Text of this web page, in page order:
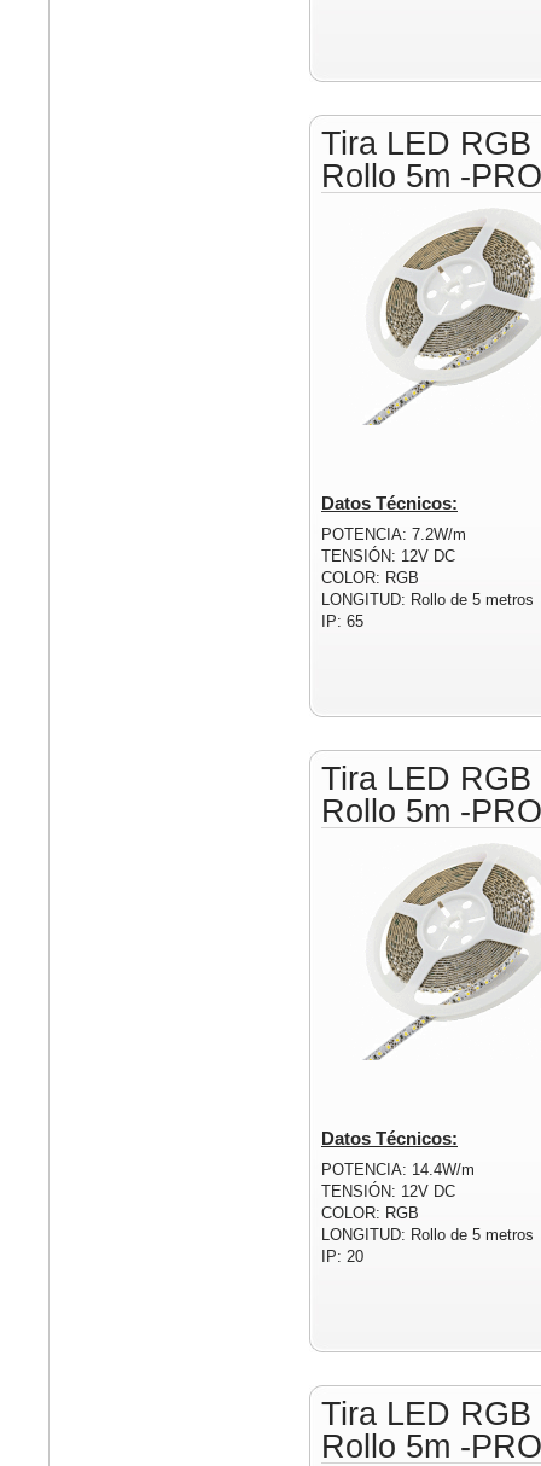
Tira LED
Rollo 5m -
Datos Técnicos:
POTENCIA: 7.2W/m
TENSIÓN: 12V DC
COLOR: RGB
LONGITUD: Rollo de 5 metros
IP: 65
Tira LED
Rollo 5m -
Datos Técnicos:
POTENCIA: 14.4W/m
TENSIÓN: 12V DC
COLOR: RGB
LONGITUD: Rollo de 5 metros
IP: 20
Tira LED
Rollo 5m -